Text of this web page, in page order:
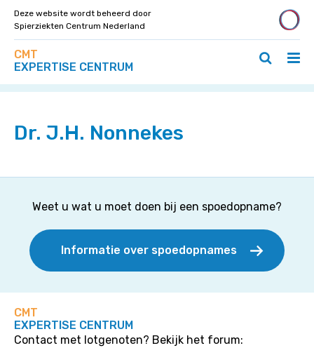
Deze website wordt beheerd door
Spierziekten Centrum Nederland
Navigeer
direct
naar
op
deze
site
CMT
EXPERTISE CENTRUM
/
Zoeken
/
Home » Specialisten »
Dr. J.H. Nonnekes
Weet u wat u moet doen bij een spoedopname?
Informatie over spoedopnames
CMT
EXPERTISE CENTRUM
Contact met lotgenoten? Bekijk het forum: